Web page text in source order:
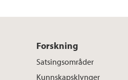
Forskning
Satsingsområder
Kunnskapsklynger